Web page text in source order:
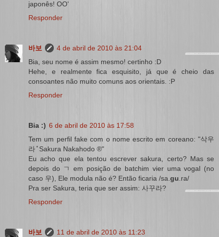
japonês! OO'
Responder
바보
4 de abril de 2010 às 21:04
Bia, seu nome é assim mesmo! certinho :D
Hehe, e realmente fica esquisito, já que é cheio das
consoantes não muito comuns aos orientais. :P
Responder
Bia :) 6 de abril de 2010 às 17:58
Tem um perfil fake com o nome escrito em coreano: "삭우
라 ̽ Sakura Nakahodo ®"
Eu acho que ela tentou escrever sakura, certo? Mas se
depois do ㄱ em posição de batchim vier uma vogal (no
caso 우), Ele modula não é? Então ficaria /sa.gu.ra/
Pra ser Sakura, teria que ser assim: 사꾸라?
Responder
바보
11 de abril de 2010 às 11:23